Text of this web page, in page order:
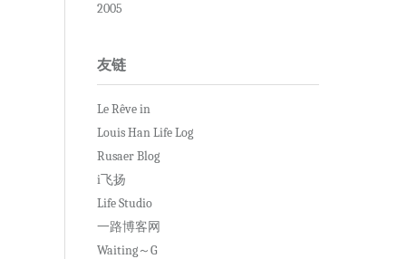
2005
友链
Le Rêve in
Louis Han Life Log
Rusaer Blog
i飞扬
Life Studio
一路博客网
Waiting～G